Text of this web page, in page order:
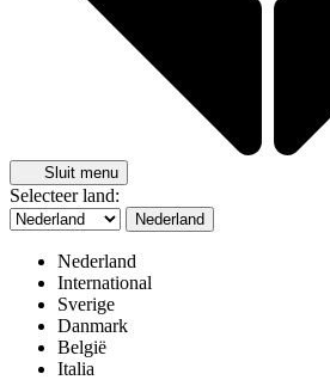
Sluit menu
Selecteer land:
Nederland
Nederland
International
Sverige
Danmark
België
Italia